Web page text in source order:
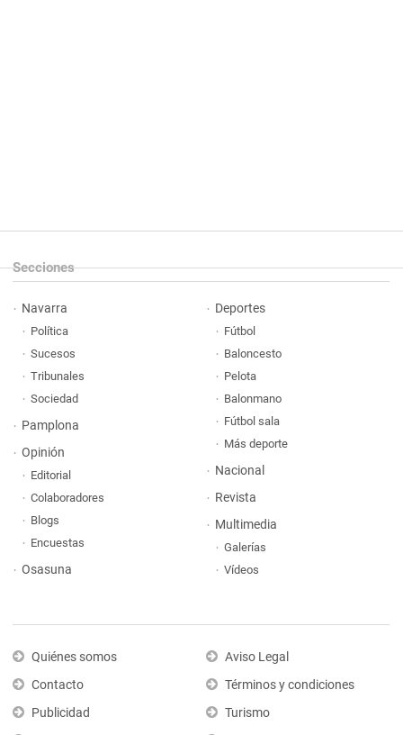
Secciones
Navarra
Política
Sucesos
Tribunales
Sociedad
Pamplona
Opinión
Editorial
Colaboradores
Blogs
Encuestas
Osasuna
Deportes
Fútbol
Baloncesto
Pelota
Balonmano
Fútbol sala
Más deporte
Nacional
Revista
Multimedia
Galerías
Vídeos
Quiénes somos
Contacto
Publicidad
Aviso Legal
Términos y condiciones
Turismo